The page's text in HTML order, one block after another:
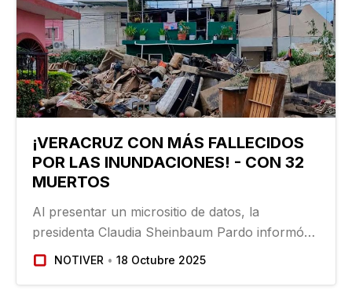
¡VERACRUZ CON MÁS FALLECIDOS
POR LAS INUNDACIONES! - CON 32
MUERTOS
Al presentar un micrositio de datos, la
presidenta Claudia Sheinbaum Pardo informó
que la cifra de decesos a nivel nacional
NOTIVER 18 Octubre 2025